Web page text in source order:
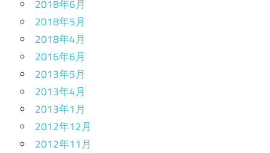
2018年6月
2018年5月
2018年4月
2016年6月
2013年5月
2013年4月
2013年1月
2012年12月
2012年11月